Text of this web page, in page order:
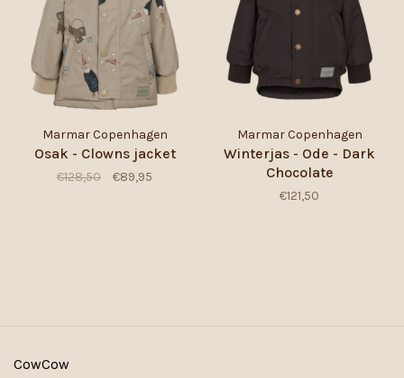
Marmar Copenhagen
Osak - Clowns jacket
€128,50 €89,95
Marmar Copenhagen
Winterjas - Ode - Dark
Chocolate
€121,50
CowCow